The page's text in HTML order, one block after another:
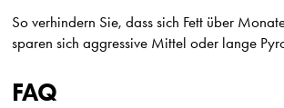
So verhindern Sie, dass sich Fett über
sparen sich aggressive Mittel oder lange
FAQ